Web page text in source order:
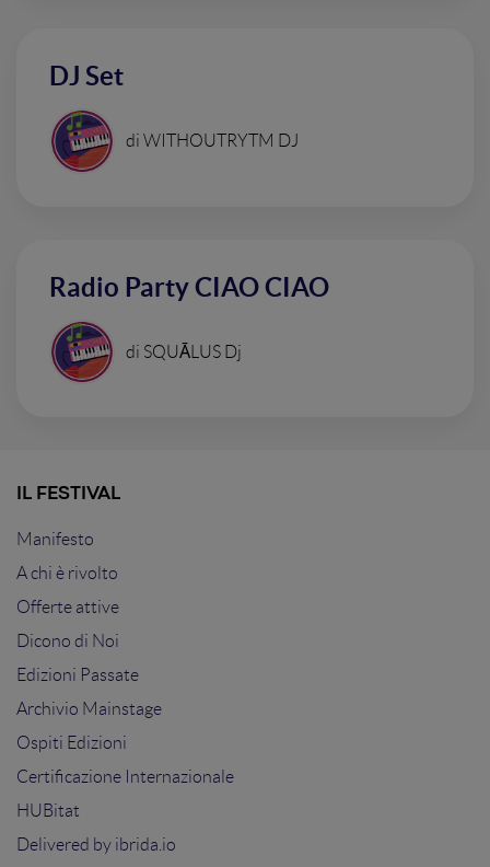
DJ Set
di WITHOUTRYTM DJ
Radio Party CIAO CIAO
di SQUĀLUS Dj
IL FESTIVAL
Manifesto
A chi è rivolto
Offerte attive
Dicono di Noi
Edizioni Passate
Archivio Mainstage
Ospiti Edizioni
Certificazione Internazionale
HUBitat
Delivered by ibrida.io